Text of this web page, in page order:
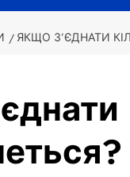
ЯКЩО З’ЄДНАТИ